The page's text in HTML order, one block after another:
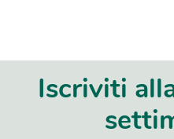
Iscriviti